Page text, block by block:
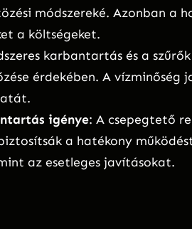
módszereké. Azonban a
a költségeket.
karbantartás és a
érdekében. A
igénye: A csepegtető
a hatékony
az esetleges javításokat.